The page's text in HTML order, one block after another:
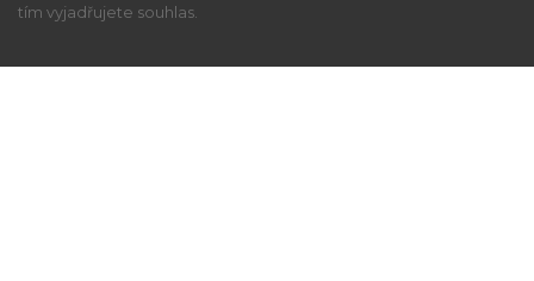
tím vyjadřujete souhlas.